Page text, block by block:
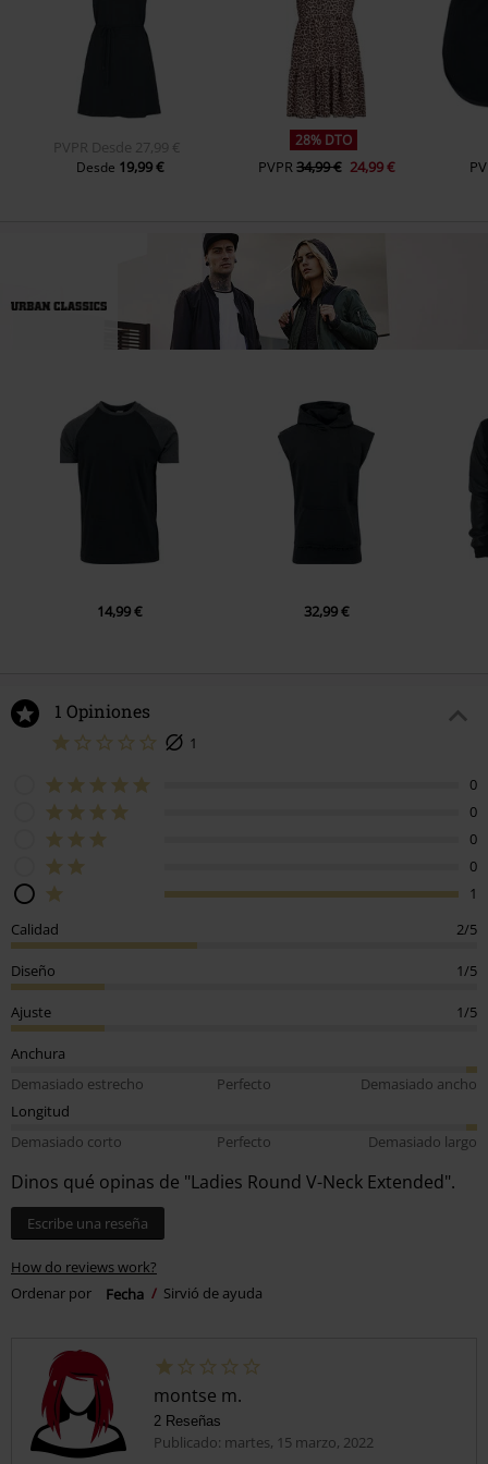
PVPR Desde 27,99 €
Desde 19,99 €
28% DTO
PVPR34,99 € 24,99 €
14,99 € 32,99 €
1 Opiniones
1
0
0
0
0
1
Calidad
2/5
Diseño 1/5
Ajuste 1/5
Anchura
Demasiado estrecho
Perfecto
Demasiado ancho
Longitud
Demasiado corto
Perfecto Demasiado largo
Dinos qué opinas de "Ladies Round V-Neck Extended".
Escribe una reseña
How do reviews work?
Ordenar por
Fecha Sirvió de ayuda
montse m.
2 Reseñas
Publicado: martes, 15 marzo, 2022